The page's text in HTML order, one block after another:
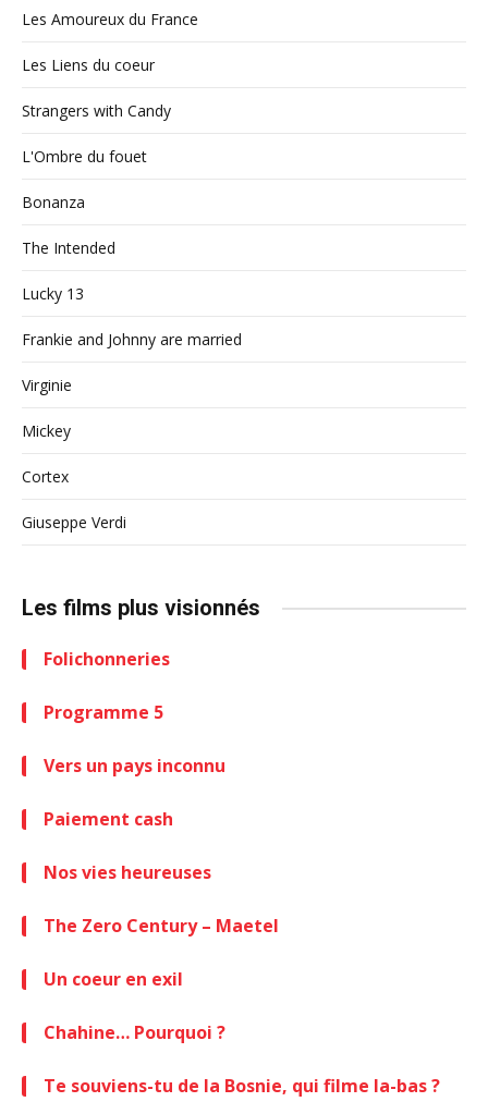
Les Amoureux du France
Les Liens du coeur
Strangers with Candy
L'Ombre du fouet
Bonanza
The Intended
Lucky 13
Frankie and Johnny are married
Virginie
Mickey
Cortex
Giuseppe Verdi
Les films plus visionnés
Folichonneries
Programme 5
Vers un pays inconnu
Paiement cash
Nos vies heureuses
The Zero Century – Maetel
Un coeur en exil
Chahine… Pourquoi ?
Te souviens-tu de la Bosnie, qui filme la-bas ?